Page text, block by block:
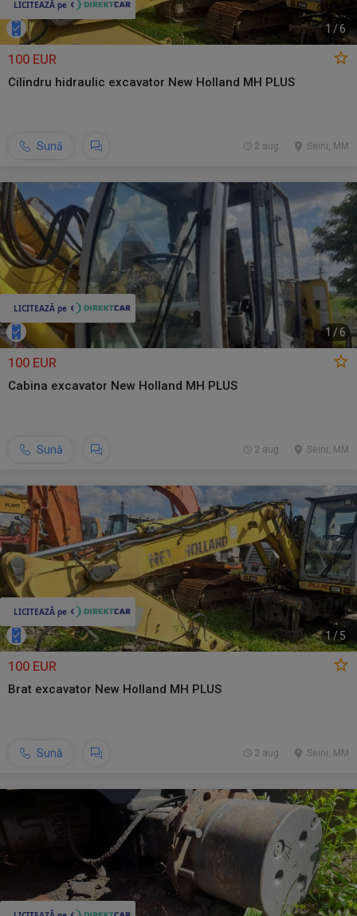
1 /6
100 EUR
Cilindru hidraulic excavator New Holland MH PLUS
Sună Seini, MM
2 aug.
1 /6
100 EUR
Cabina excavator New Holland MH PLUS
Sună Seini, MM
2 aug.
1/5
100 EUR
Brat excavator New Holland MH PLUS
Sună Seini, MM
2 aug.